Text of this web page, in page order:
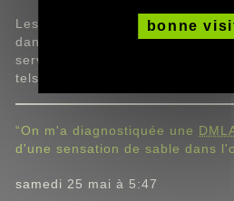
Les lunettes solaires se
dans les grands magasins et
services. Mais attention en cas
tels que...
“On m'a diagnostiquée une
d'une sensation de sable dans
samedi 25 mai à 5:47
bonne